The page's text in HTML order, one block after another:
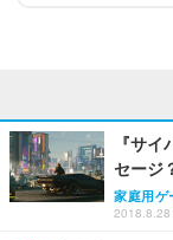
『サ
セージ
家庭用ゲ